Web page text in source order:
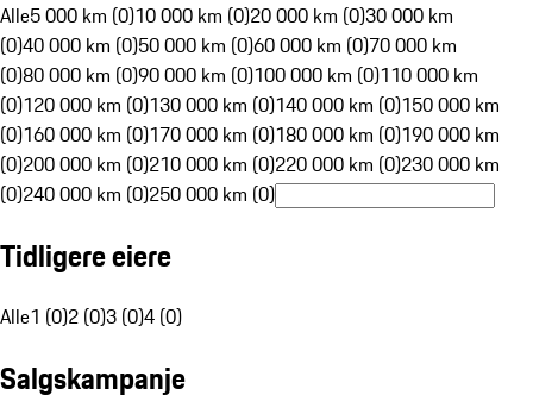
Alle5 000 km (0)10 000 km (0)20 000 km (0)30 000 km
(0)40 000 km (0)50 000 km (0)60 000 km (0)70 000 km
(0)80 000 km (0)90 000 km (0)100 000 km (0)110 000 km
(0)120 000 km (0)130 000 km (0)140 000 km (0)150 000 km
(0)160 000 km (0)170 000 km (0)180 000 km (0)190 000 km
(0)200 000 km (0)210 000 km (0)220 000 km (0)230 000 km
(0)240 000 km (0)250 000 km (0)
Tidligere eiere
Alle1 (0)2 (0)3 (0)4 (0)
Salgskampanje